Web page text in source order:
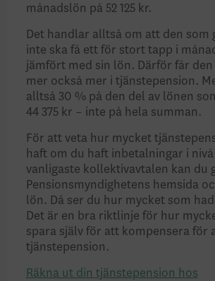
månadslön på 52 125 kr.
Det handlar alltså om att den som
inte ska få ett för stort tapp i
jämfört med sin lön. Därför får
mer också mer i tjänstepension.
alltså 30 % på den del av lönen
44 375 kr – inte på hela summan.
För att veta hur mycket
haft om du haft inbetalningar i
vanligaste kollektivavtalen kan du
Pensionsmyndighetens hemsida
lön. Då ser du hur mycket som
Det är en bra riktlinje för hur
spara själv för att kompensera för
tjänstepension.
Räkna ut din tjänstepension hos